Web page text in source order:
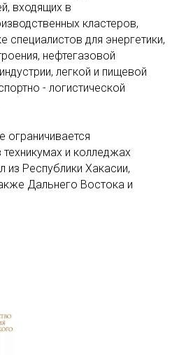
входящих в
кластеров,
специалистов для энергетики,
нефтегазовой
легкой и пищевой
- логистической
ограничивается
и колледжах
из Республики Хакасии,
Дальнего Востока и